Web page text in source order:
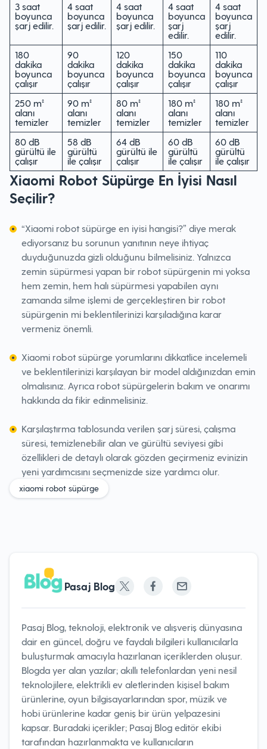
3 saat
boyunca
şarj edilir.
4 saat
boyunca
şarj edilir.
4 saat
boyunca
şarj edilir.
4 saat
boyunca
şarj
edilir.
4 saat
boyunca
şarj
edilir.
180
dakika
boyunca
çalışır
90
dakika
boyunca
çalışır
120
dakika
boyunca
çalışır
150
dakika
boyunca
çalışır
110
dakika
boyunca
çalışır
250 m²
alanı
temizler
90 m²
alanı
temizler
80 m²
alanı
temizler
180 m²
alanı
temizler
180 m²
alanı
temizler
80 dB
gürültü ile
çalışır
58 dB
gürültü
ile çalışır
64 dB
gürültü ile
çalışır
60 dB
gürültü
ile çalışır
60 dB
gürültü
ile çalışır
Xiaomi Robot Süpürge En İyisi Nasıl
Seçilir?
“Xiaomi robot süpürge en iyisi hangisi?” diye merak
ediyorsanız bu sorunun yanıtının neye ihtiyaç
duyduğunuzda gizli olduğunu bilmelisiniz. Yalnızca
zemin süpürmesi yapan bir robot süpürgenin mi yoksa
hem zemin, hem halı süpürmesi yapabilen aynı
zamanda silme işlemi de gerçekleştiren bir robot
süpürgenin mi beklentilerinizi karşıladığına karar
vermeniz önemli.
Xiaomi robot süpürge yorumlarını dikkatlice incelemeli
ve beklentilerinizi karşılayan bir model aldığınızdan emin
olmalısınız. Ayrıca robot süpürgelerin bakım ve onarımı
hakkında da fikir edinmelisiniz.
Karşılaştırma tablosunda verilen şarj süresi, çalışma
süresi, temizlenebilir alan ve gürültü seviyesi gibi
özellikleri de detaylı olarak gözden geçirmeniz evinizin
yeni yardımcısını seçmenizde size yardımcı olur.
xiaomi robot süpürge
Pasaj Blog
Pasaj Blog, teknoloji, elektronik ve alışveriş dünyasına
dair en güncel, doğru ve faydalı bilgileri kullanıcılarla
buluşturmak amacıyla hazırlanan içeriklerden oluşur.
Blogda yer alan yazılar; akıllı telefonlardan yeni nesil
teknolojilere, elektrikli ev aletlerinden kişisel bakım
ürünlerine, oyun bilgisayarlarından spor, müzik ve
hobi ürünlerine kadar geniş bir ürün yelpazesini
kapsar. Buradaki içerikler; Pasaj Blog editör ekibi
tarafından hazırlanmakta ve kullanıcıların